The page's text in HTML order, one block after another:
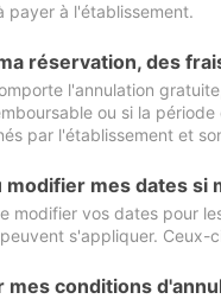
payer à l'établissement.
réservation, des
l'annulation
ou si la
par l'établissement et
modifier mes dates
modifier vos dates pour
s'appliquer.
conditions